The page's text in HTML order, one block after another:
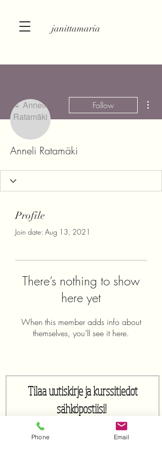
janittamaria
Follow
Anneli Ratamäki
Profile
Join date: Aug 13, 2021
There’s nothing to show
here yet
When this member adds info about
themselves, you’ll see it here.
Tilaa uutiskirje ja kurssitiedot
sähköpostiisi!
Sähköposti
Phone Email